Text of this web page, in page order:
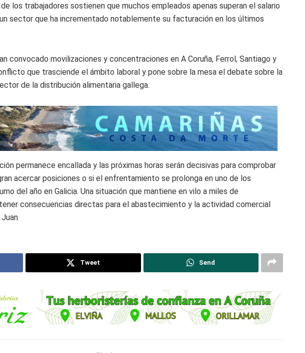
los trabajadores sostienen que muchos empleados apenas superan el salario
sector que ha incrementado notablemente su facturación en los últimos
convocado movilizaciones y concentraciones en A Coruña, Ferrol, Santiago y
que trasciende el ámbito laboral y pone sobre la mesa el debate sobre la
de la distribución alimentaria gallega.
permanece encallada y las próximas horas serán decisivas para comprobar
acercar posiciones o si el enfrentamiento se prolonga en uno de los
del año en Galicia. Una situación que mantiene en vilo a miles de
consecuencias directas para el abastecimiento y la actividad comercial
Tweet Send